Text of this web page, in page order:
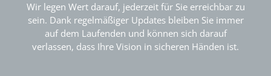
Wir legen Wert darauf, jederzeit für Sie erreichbar zu
sein. Dank regelmäßiger Updates bleiben Sie immer
auf dem Laufenden und können sich darauf
verlassen, dass Ihre Vision in sicheren Händen ist.